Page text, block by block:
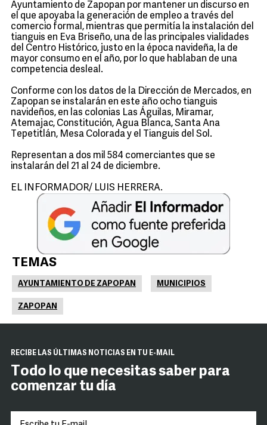
Ayuntamiento de Zapopan por mantener un discurso en
el que apoyaba la generación de empleo a través del
comercio formal, mientras que permitía la instalación del
tianguis en Eva Briseño, una de las principales vialidades
del Centro Histórico, justo en la época navideña, la de
mayor consumo en el año, por lo que hablaban de una
competencia desleal.
Conforme con los datos de la Dirección de Mercados, en
Zapopan se instalarán en este año ocho tianguis
navideños, en las colonias Las Águilas, Miramar,
Atemajac, Constitución, Agua Blanca, Santa Ana
Tepetitlán, Mesa Colorada y el Tianguis del Sol.
Representan a dos mil 584 comerciantes que se
instalarán del 21 al 24 de diciembre.
EL INFORMADOR/ LUIS HERRERA.
TEMAS
AYUNTAMIENTO DE ZAPOPAN MUNICIPIOS
ZAPOPAN
RECIBE LAS ÚLTIMAS NOTICIAS EN TU E-MAIL
Todo lo que necesitas saber para
comenzar tu día